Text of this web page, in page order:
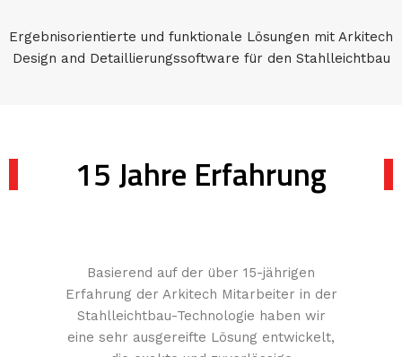
Ergebnisorientierte und funktionale Lösungen mit Arkitech
Design and Detaillierungssoftware für den Stahlleichtbau
15 Jahre Erfahrung
Basierend auf der über 15-jährigen
Erfahrung der Arkitech Mitarbeiter in der
Stahlleichtbau-Technologie haben wir
eine sehr ausgereifte Lösung entwickelt,